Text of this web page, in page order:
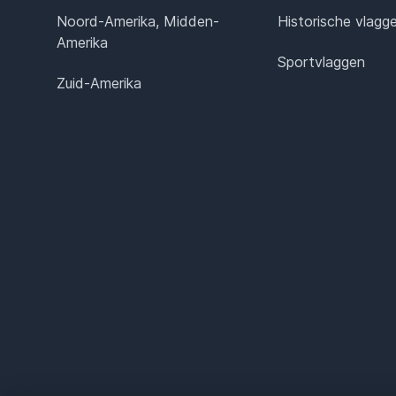
Noord-Amerika, Midden-
Amerika
Zuid-Amerika
Historische
Sportvlaggen